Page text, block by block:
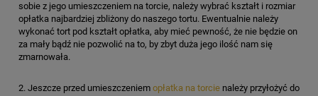
sobie z jego umieszczeniem na torcie, należy wybrać kształt i rozmiar
opłatka najbardziej zbliżony do naszego tortu. Ewentualnie należy
wykonać tort pod kształt opłatka, aby mieć pewność, że nie będzie on
za mały bądź nie pozwolić na to, by zbyt duża jego ilość nam się
zmarnowała.
2. Jeszcze przed umieszczeniem opłatka na torcie należy przyłożyć do